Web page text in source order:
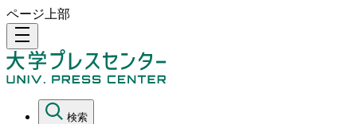
ページ上部
density_medium
検索